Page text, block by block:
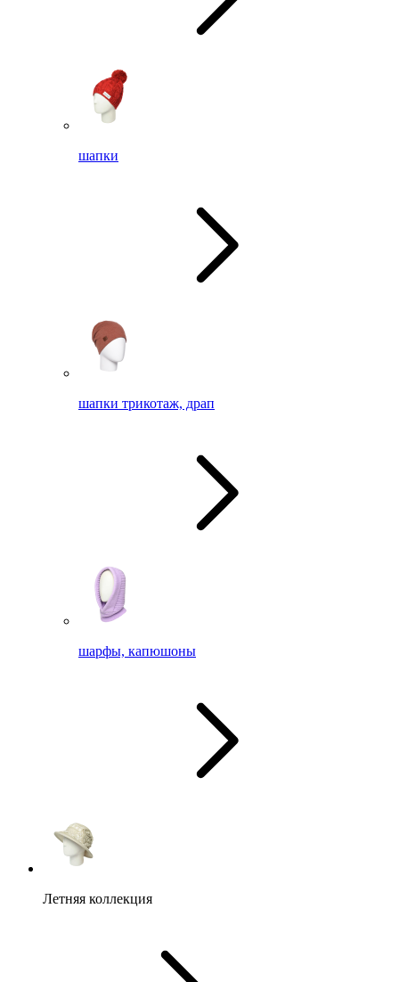
шапки
шапки трикотаж, драп
шарфы, капюшоны
Летняя коллекция